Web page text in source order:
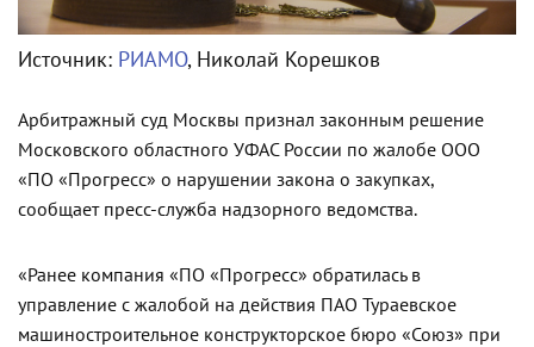
Источник: РИАМО, Николай Корешков
Арбитражный суд Москвы признал законным решение
Московского областного УФАС России по жалобе ООО
«ПО «Прогресс» о нарушении закона о закупках,
сообщает пресс-служба надзорного ведомства.
«Ранее компания «ПО «Прогресс» обратилась в
управление с жалобой на действия ПАО Тураевское
машиностроительное конструкторское бюро «Союз» при